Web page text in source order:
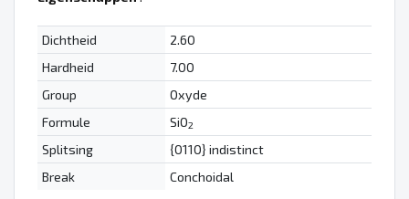
Dichtheid
2.60
Hardheid
7.00
Group
Oxyde
Formule
SiO2
Splitsing
{0110} indistinct
Break
Conchoidal